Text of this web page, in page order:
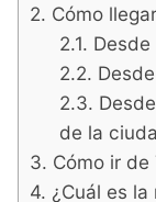
Cómo
de la
Cómo ir de
¿Cuál es